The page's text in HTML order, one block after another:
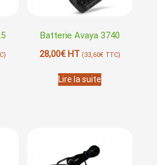
Batterie Avaya 3740
28,00€HT (33,60€TTC)
Lire la suite